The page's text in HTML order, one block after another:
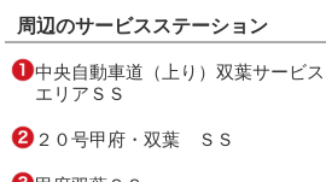
周辺のサービスステーション
中央自動車道（上り）双葉サービス
エリアＳＳ
２０号甲府・双葉 ＳＳ